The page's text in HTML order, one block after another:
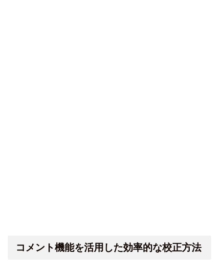
コメント機能を活用した効率的な校正方法